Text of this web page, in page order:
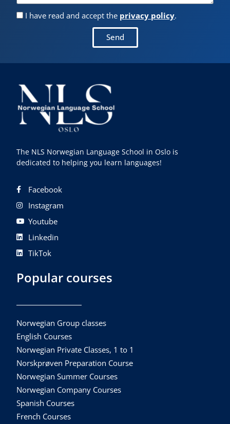
I have read and accept the privacy policy.
Send
The NLS Norwegian Language School in Oslo is
dedicated to helping you learn languages!
Facebook
Instagram
Youtube
Linkedin
TikTok
Popular courses
Norwegian Group classes
English Courses
Norwegian Private Classes, 1 to 1
Norskprøven Preparation Course
Norwegian Summer Courses
Norwegian Company Courses
Spanish Courses
French Courses